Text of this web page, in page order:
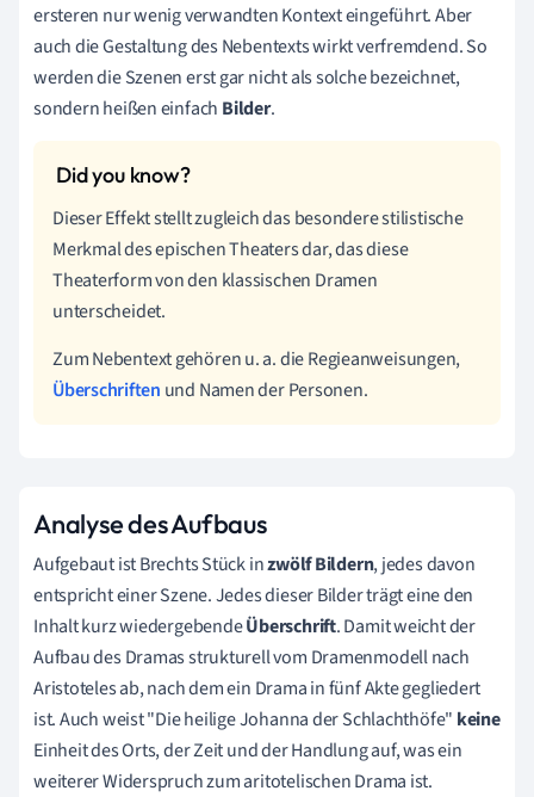
ersteren nur wenig verwandten Kontext eingeführt. Aber
auch die Gestaltung des Nebentexts wirkt verfremdend. So
werden die Szenen erst gar nicht als solche bezeichnet,
sondern heißen einfach Bilder.
Dieser Effekt stellt zugleich das besondere stilistische
Merkmal des epischen Theaters dar, das diese
Theaterform von den klassischen Dramen
unterscheidet.
Zum Nebentext gehören u. a. die Regieanweisungen,
Überschriften und Namen der Personen.
Analyse des Aufbaus
Aufgebaut ist Brechts Stück inzwölf Bildern, jedes davon
entspricht einer Szene. Jedes dieser Bilder trägt eine den
Inhalt kurz wiedergebendeÜberschrift. Damit weicht der
Aufbau des Dramas strukturell vom Dramenmodell nach
Aristoteles ab, nach dem ein Drama in fünf Akte gegliedert
ist. Auch weist "Die heilige Johanna der Schlachthöfe" keine
Einheit des Orts, der Zeit und der Handlung auf, was ein
weiterer Widerspruch zum aritotelischen Drama ist.